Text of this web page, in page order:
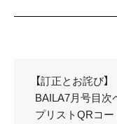
【訂正とお詫び】
BAILA7月号目次
プリストQRコー